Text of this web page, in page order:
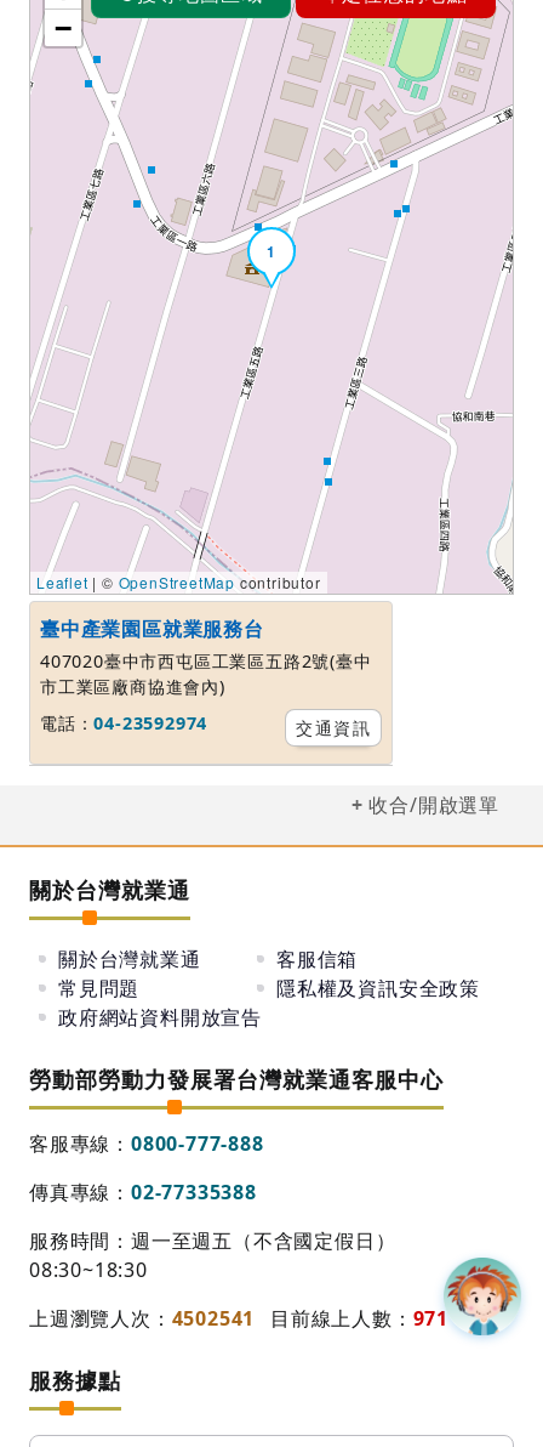
1
−
Leaflet | © OpenStreetMapcontributor
臺中產業園區就業服務台
407020臺中市西屯區工業區五路2號(臺中
市工業區廠商協進會內)
電話：04-23592974 交通資訊
收合/開啟選單
關於台灣就業通
關於台灣就業通
客服信箱
常見問題
隱私權及資訊安全政策
政府網站資料開放宣告
勞動部勞動力發展署台灣就業通客服中心
客服專線： 0800-777-888
傳真專線： 02-77335388
服務時間：週一至週五（不含國定假日）
08:30~18:30
上週瀏覽人次： 4502541 目前線上人數： 971
服務據點